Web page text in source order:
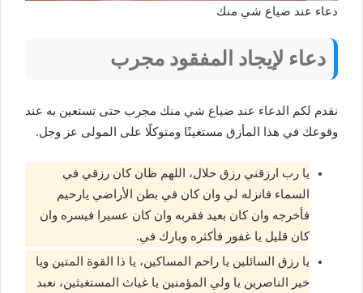
دعاء عند ضياع شي منك
دعاء لإيجاد المفقود مجرب
نقدم لكم الدعاء عند ضياع شي منك مجرب حتى تستعين به عند
وقوعك في هذا المأزق مستغينًا ومتوكلًا على المولى عز وجل.
يا رب ارزقني رزق حلال، اللهم ظان كان رزقي في
السماء فانزله لي وان كان في بطن الأراضي يارحيم
فأخرجه وان كان بعيد فقربه وان كان عسيرا فيسره وان
كان قليل يا غفور فأكثره وبارك في.
يا رزق السائلين يا راحم المساكين، يا ذا القوة المتين ويا
خير الناصرين يا ولي المؤمنين يا غياث المستغيثين، نعبد